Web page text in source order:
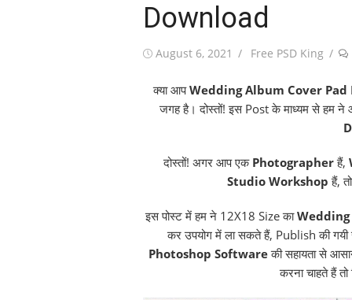
Download
Posted
August 6, 2021 Author
Free PSD King
क्या आपWedding Album Cover Pad
जगह है। दोस्तों! इस Post के माध्यम से हम
दोस्तों! अगर आप एक Photographerहैं,
Studio Workshop हैं,
इस पोस्ट में हम ने 12X18 Size का
कर उपयोग में ला सकते हैं, Publish की
Photoshop Softwareकी सहायता से
करना चाहते हैं